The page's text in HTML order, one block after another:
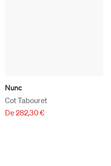
Nunc
Cot Tabouret
De 282,30 €